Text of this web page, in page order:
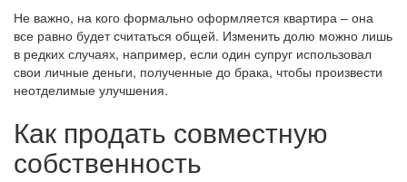
Не важно, на кого формально оформляется квартира – она
все равно будет считаться общей. Изменить долю можно лишь
в редких случаях, например, если один супруг использовал
свои личные деньги, полученные до брака, чтобы произвести
неотделимые улучшения.
Как продать совместную
собственность